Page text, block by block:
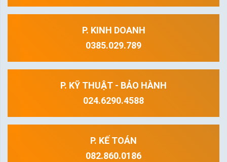
P. KINH DOANH
0385.029.789
P. KỸ THUẬT - BẢO HÀNH
024.6290.4588
P. KẾ TOÁN
082.860.0186